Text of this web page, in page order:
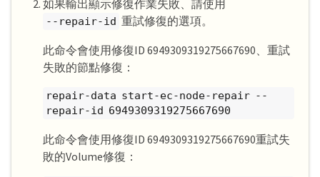
如果輸出顯示修復作業失敗、請使用
--repair-id 重試修復的選項。
此命令會使用修復ID 6949309319275667690、重試
失敗的節點修復：
repair-data start-ec-node-repair --
repair-id 6949309319275667690
此命令會使用修復ID 6949309319275667690重試失
敗的Volume修復：